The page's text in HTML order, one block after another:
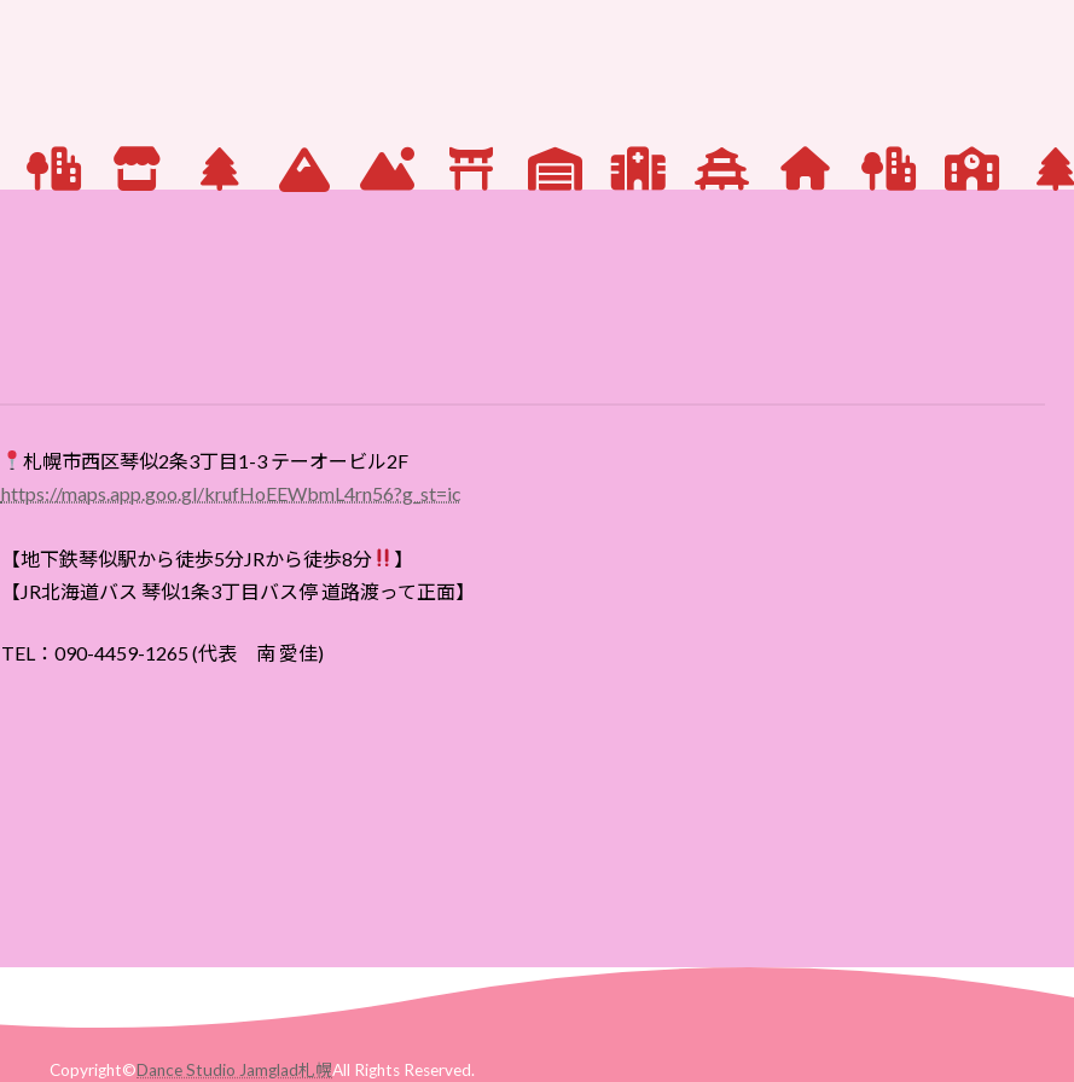
札幌市西区琴似2条3丁目1-3 テーオービル2F
https://maps.app.goo.gl/krufHoEEWbmL4rn56?g_st=ic
【地下鉄琴似駅から徒歩5分JRから徒歩8分
】
【JR北海道バス 琴似1条3丁目バス停 道路渡って正面】
TEL：090-4459-1265 (代表 南 愛佳)
Copyright©Dance Studio Jamglad札幌All Rights Reserved.